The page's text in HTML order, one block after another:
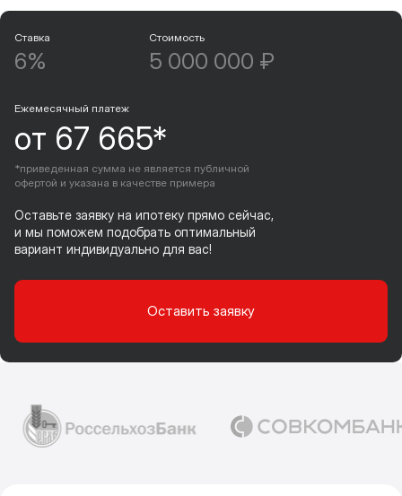
Ставка
6%
Стоимость
5 000 000 ₽
Ежемесячный платеж
от 67 665*
*приведенная сумма не является публичной
офертой и указана в качестве примера
Оставьте заявку на ипотеку прямо сейчас,
и мы поможем подобрать оптимальный
вариант индивидуально для вас!
Оставить заявку